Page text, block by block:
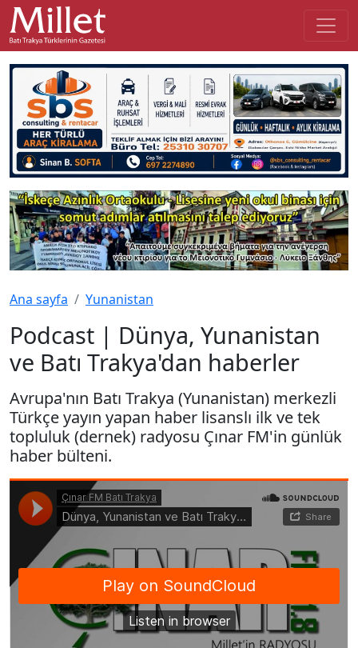
Ana sayfa Yunanistan
Podcast | Dünya, Yunanistan
ve Batı Trakya'dan haberler
Avrupa'nın Batı Trakya (Yunanistan) merkezli
Türkçe yayın yapan haber lisanslı ilk ve tek
topluluk (dernek) radyosu Çınar FM'in günlük
haber bülteni.